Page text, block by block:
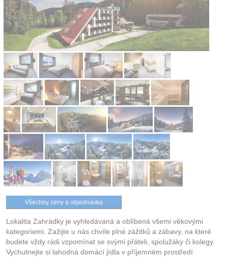
Všechny ceny a objednávka
Lokalita Zahrádky je vyhledávaná a oblíbená všemi věkovými
kategoriemi. Zažijte u nás chvíle plné zážitků a zábavy, na které
budete vždy rádi vzpomínat se svými přáteli, spolužáky či kolegy.
Vychutnejte si lahodná domácí jídla v příjemném prostředí